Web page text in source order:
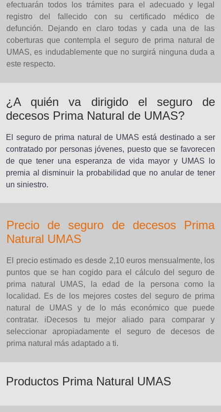
efectuarán todos los trámites para el adecuado y legal
registro del fallecido con su certificado médico de
defunción. Dejando en claro todas y cada una de las
coberturas que contempla el seguro de prima natural de
UMAS, es indudablemente que no surgirá ninguna duda a
este respecto.
¿A quién va dirigido el seguro de
decesos Prima Natural de UMAS?
El seguro de prima natural de UMAS está destinado a ser
contratado por personas jóvenes, puesto que se favorecen
de que tener una esperanza de vida mayor y UMAS lo
premia al disminuir la probabilidad que no anular de tener
un siniestro.
Precio de seguro de decesos Prima
Natural UMAS
El precio estimado es desde 2,10 euros mensualmente, los
puntos que se han cogido para el cálculo del seguro de
prima natural UMAS, la edad de la persona como la
localidad. Es de los mejores costes del seguro de prima
natural de UMAS y de lo más económico que puede
contratar. iDecesos tu mejor aliado para comparar y
seleccionar apropiadamente el seguro de decesos de
prima natural más adaptado a ti.
Productos Prima Natural UMAS